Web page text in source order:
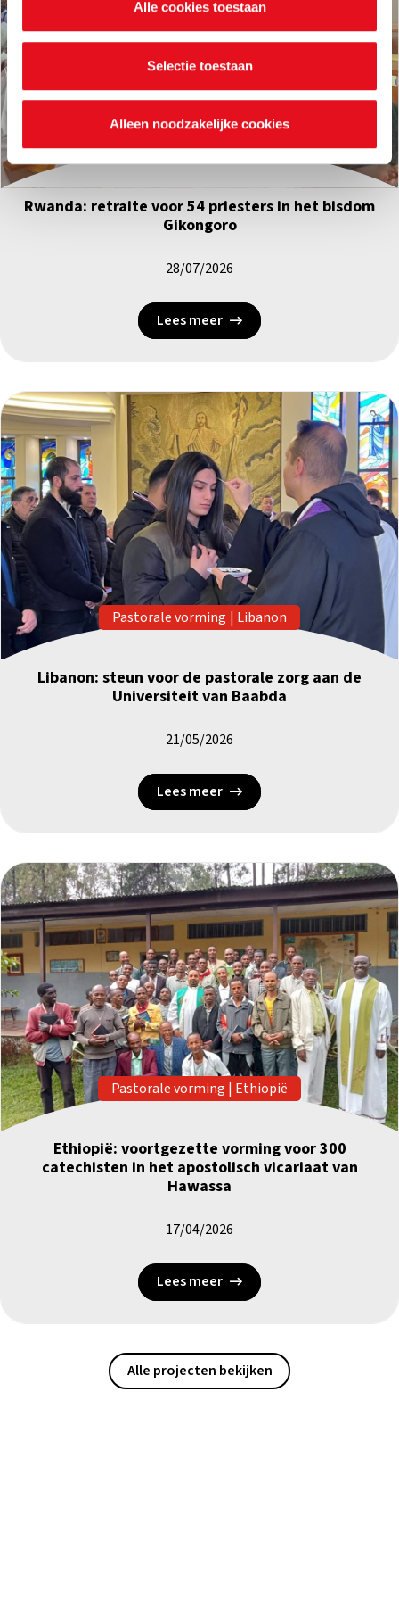
waarvoor ze dienen en hoelang ze geldig blijven. Je kan
je voorkeuren ook op elk moment wijzigen via de cookie
Alle cookies toestaan
Selectie toestaan
Alleen noodzakelijke cookies
Pastorale vorming|Rwanda
Rwanda: retraite voor 54 priesters in het bisdom
Gikongoro
28/07/2026
Lees meer
Pastorale vorming | Libanon
Libanon: steun voor de pastorale zorg aan de
Universiteit van Baabda
21/05/2026
Lees meer
Pastorale vorming | Ethiopië
Ethiopië: voortgezette vorming voor 300
catechisten in het apostolisch vicariaat van
Hawassa
17/04/2026
Lees meer
Alle projecten bekijken